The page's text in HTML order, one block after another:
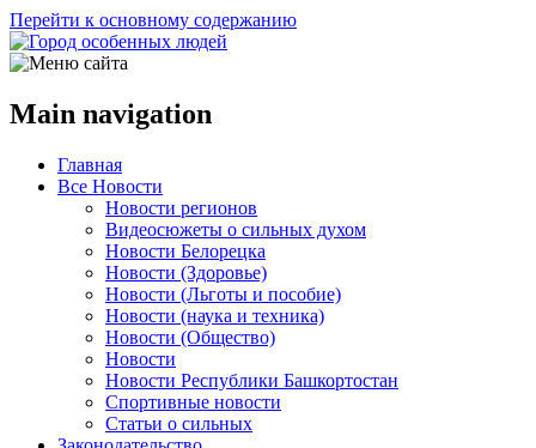
Перейти к основному содержанию
Main navigation
Главная
Все Новости
Новости регионов
Видеосюжеты о сильных духом
Новости Белорецка
Новости (Здоровье)
Новости (Льготы и пособие)
Новости (наука и техника)
Новости (Общество)
Новости
Новости Республики Башкортостан
Спортивные новости
Статьи о сильных